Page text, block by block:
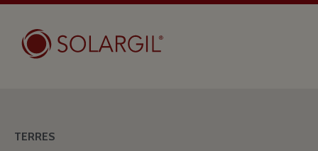
TERRES